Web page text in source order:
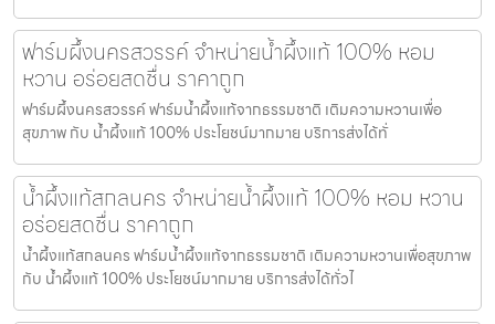
ฟาร์มผึ้งนครสวรรค์ จำหน่ายน้ำผึ้งแท้ 100% หอม
หวาน อร่อยสดชื่น ราคาถูก
ฟาร์มผึ้งนครสวรรค์ ฟาร์มน้ำผึ้งแท้จากธรรมชาติ เติมความหวานเพื่อ
สุขภาพ กับ น้ำผึ้งแท้ 100% ประโยชน์มากมาย บริการส่งได้ทั่
น้ำผึ้งแท้สกลนคร จำหน่ายน้ำผึ้งแท้ 100% หอม หวาน
อร่อยสดชื่น ราคาถูก
น้ำผึ้งแท้สกลนคร ฟาร์มน้ำผึ้งแท้จากธรรมชาติ เติมความหวานเพื่อสุขภาพ
กับ น้ำผึ้งแท้ 100% ประโยชน์มากมาย บริการส่งได้ทั่วไ